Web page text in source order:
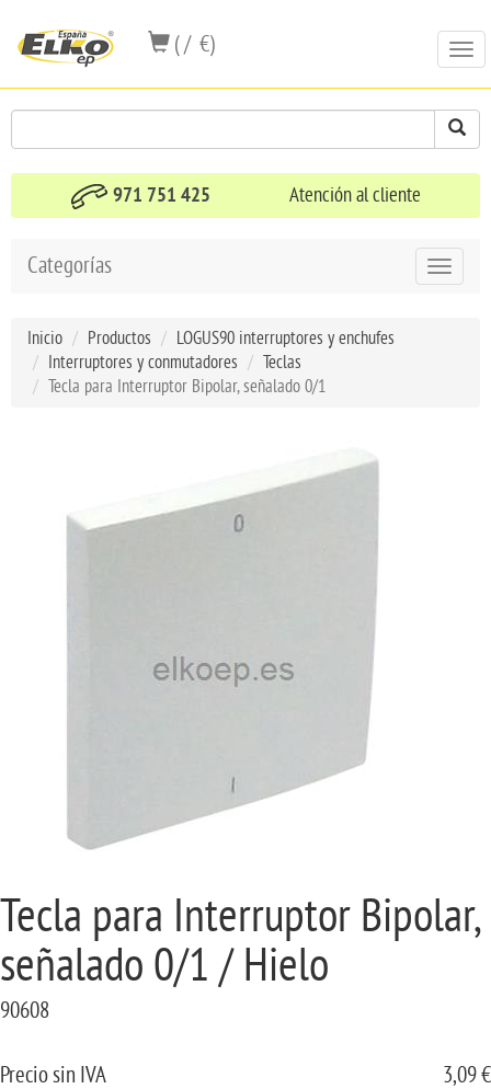
( / €)
971 751 425 Atención al cliente
Toggle
Categorías
Inicio Productos
LOGUS90 interruptores y enchufes
Interruptores y conmutadores
Teclas
Tecla para Interruptor Bipolar, señalado 0/1
Tecla para Interruptor Bipolar,
señalado 0/1 / Hielo
90608
Precio sin IVA 3,09 €